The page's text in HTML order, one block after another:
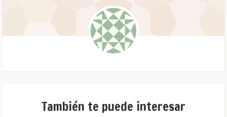
También te puede interesar